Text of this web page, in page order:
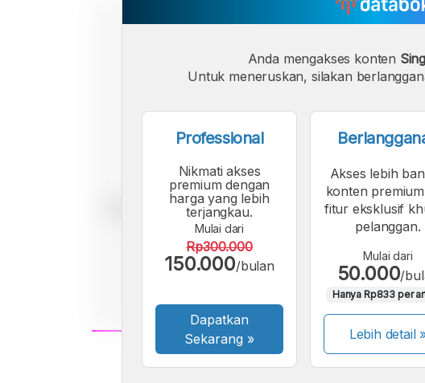
A
Font
A
Anda mengakses konten
Untuk meneruskan, silakan
Professional
Nikmati akses
premium dengan
harga yang lebih
terjangkau.
Mulai dari
Rp300.000
150.000/bulan
Dapatkan
Sekarang »
Akses lebih
konten
fitur eksklusif
pelanggan.
Mulai dari
50.000/
Hanya Rp833 per
Lebih detail